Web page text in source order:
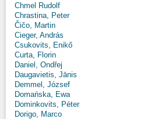
Chmel Rudolf
Chrastina, Peter
Čičo, Martin
Cieger, András
Csukovits, Enikő
Curta, Florin
Daniel, Ondřej
Daugavietis, Jānis
Demmel, József
Domańska, Ewa
Dominkovits, Péter
Dorigo, Marco